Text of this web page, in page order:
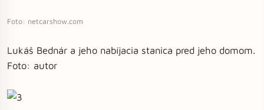
Foto: netcarshow.com
Lukáš Bednár a jeho nabíjacia stanica pred jeho domom.
Foto: autor